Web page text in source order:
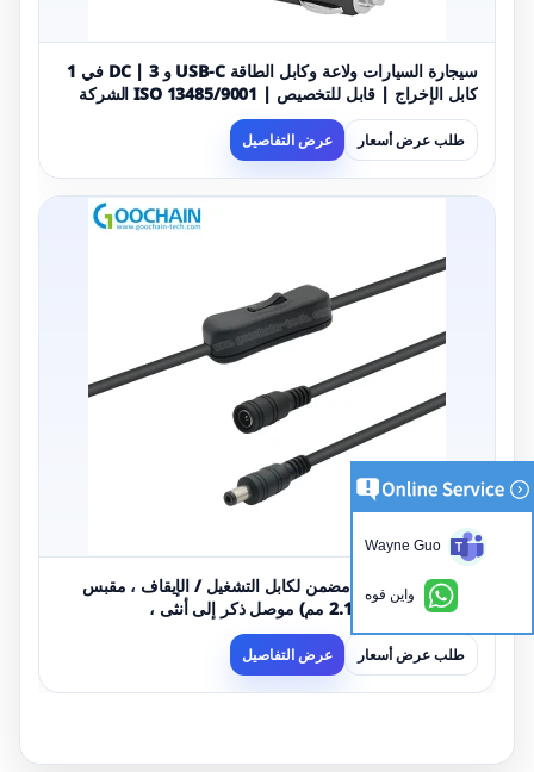
سيجارة السيارات ولاعة وكابل الطاقة USB-C و DC | 3 في 1
كابل الإخراج | قابل للتخصيص | ISO 13485/9001 الشركة
المصنعة المعتمدة
طلب عرض أسعار عرض التفاصيل
شريط إضاءة LED مضمن لكابل التشغيل / الإيقاف ، مقبس
تيار مستمر (5.5 × 2.1 مم) موصل ذكر إلى أنثى ،
طلب عرض أسعار عرض التفاصيل
Wayne Guo
واين قوه